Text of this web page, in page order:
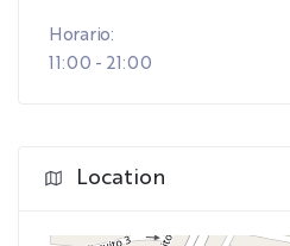
Horario:
11:00 - 21:00
Location